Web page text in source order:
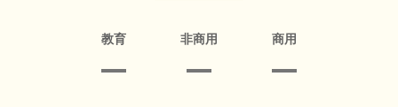
教育 非商用 商用